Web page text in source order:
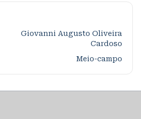
Giovanni Augusto Oliveira
Cardoso
Meio-campo